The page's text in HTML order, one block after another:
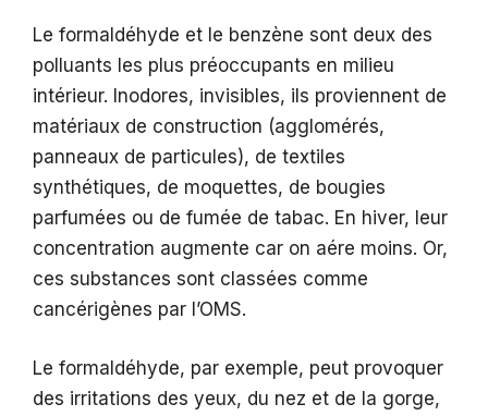
Le formaldéhyde et le benzène sont deux des
polluants les plus préoccupants en milieu
intérieur. Inodores, invisibles, ils proviennent de
matériaux de construction (agglomérés,
panneaux de particules), de textiles
synthétiques, de moquettes, de bougies
parfumées ou de fumée de tabac. En hiver, leur
concentration augmente car on aére moins. Or,
ces substances sont classées comme
cancérigènes par l’OMS.
Le formaldéhyde, par exemple, peut provoquer
des irritations des yeux, du nez et de la gorge,